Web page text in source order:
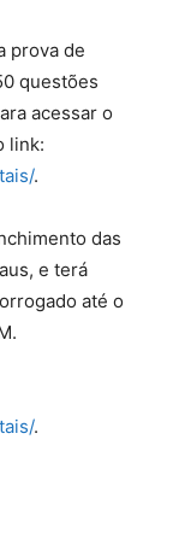
prova de
questões
acessar o
link:
.
das
e terá
até o
.